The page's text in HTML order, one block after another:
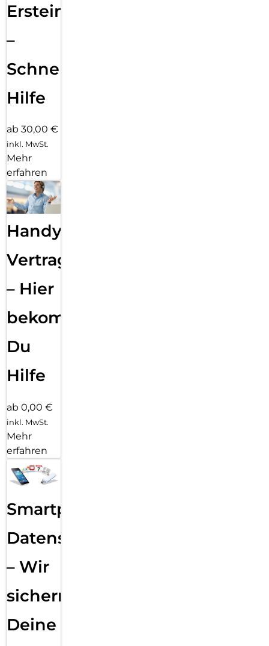
Ersteinrichtung
–
Schnelle
Hilfe
ab 30,00 €
inkl. MwSt.
Mehr
erfahren
Handy
Vertragsabwicklung
– Hier
bekommst
Du
Hilfe
ab 0,00 €
inkl. MwSt.
Mehr
erfahren
Smartphone
Datensicherung
– Wir
sichern
Deine